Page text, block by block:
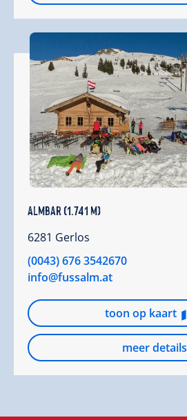
Almbar (1.741 m)
6281 Gerlos
(0043) 676 3542670
info@fussalm.at
toon op kaart
meer details